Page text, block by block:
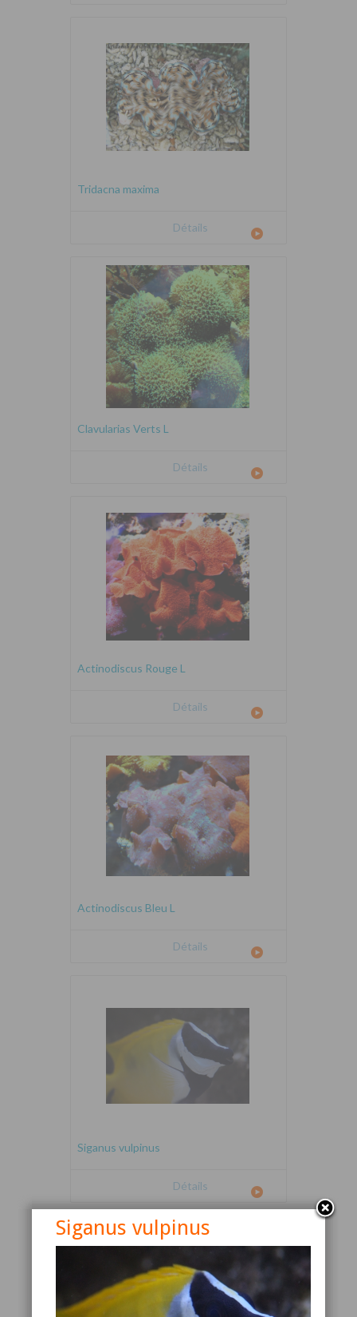
Tridacna maxima
Détails
Clavularias Verts L
Détails
Actinodiscus Rouge L
Détails
Actinodiscus Bleu L
Détails
Siganus vulpinus
Détails
Siganus vulpinus